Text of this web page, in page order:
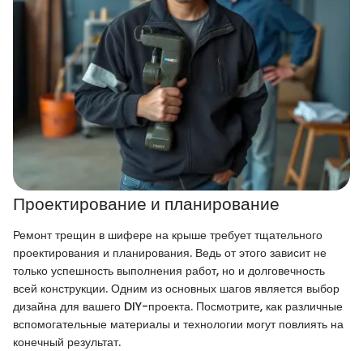
Проектирование и планирование
Ремонт трещин в шифере на крыше требует тщательного
проектирования и планирования. Ведь от этого зависит не
только успешность выполнения работ, но и долговечность
всей конструкции. Одним из основных шагов является выбор
дизайна для вашего DIY-проекта. Посмотрите, как различные
вспомогательные материалы и технологии могут повлиять на
конечный результат.